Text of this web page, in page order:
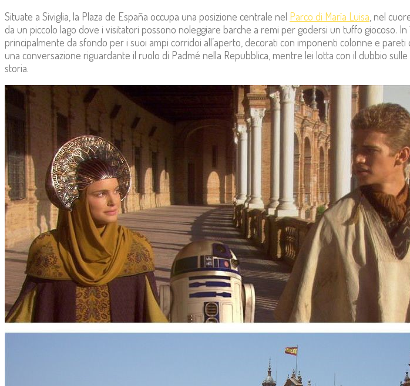
Situate a Siviglia, la Plaza de España occupa una posizione centrale nel Parco di María Luisa , nel
da un piccolo lago dove i visitatori possono noleggiare barche a remi per godersi un tuffo giocoso. In
principalmente da sfondo per i suoi ampi corridoi all’aperto, decorati con imponenti colonne e
una conversazione riguardante il ruolo di Padmé nella Repubblica, mentre lei lotta con il dubbio
storia.